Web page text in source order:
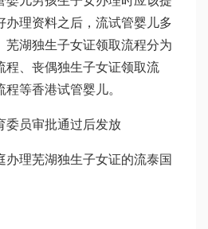
办理资料之后，流试管婴儿多
芜湖独生子女证领取流程分为
程、丧偶独生子女证领取流
程等香港试管婴儿。
委员审批通过后发放
办理芜湖独生子女证的流泰国